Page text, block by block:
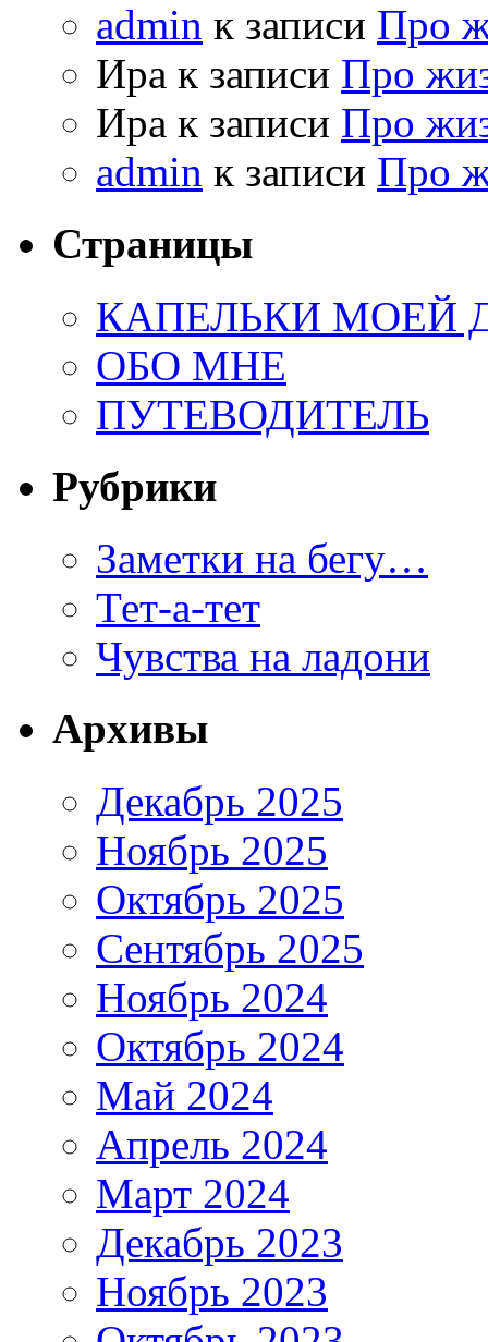
admin к записи Про
Ира к записи Про
Ира к записи Про
admin к записи Про
Страницы
КАПЕЛЬКИ МОЕЙ
ОБО МНЕ
ПУТЕВОДИТЕЛЬ
Рубрики
Заметки на бегу…
Тет-а-тет
Чувства на ладони
Архивы
Декабрь 2025
Ноябрь 2025
Октябрь 2025
Сентябрь 2025
Ноябрь 2024
Октябрь 2024
Май 2024
Апрель 2024
Март 2024
Декабрь 2023
Ноябрь 2023